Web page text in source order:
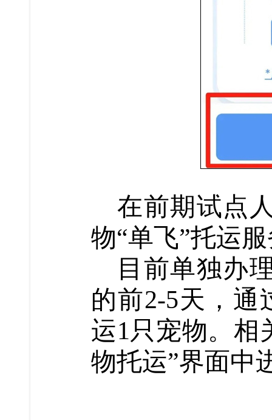
在前期试点
物“单飞”托运
目前单独办
的前2-5天，通
运1只宠物。相
物托运”界面中